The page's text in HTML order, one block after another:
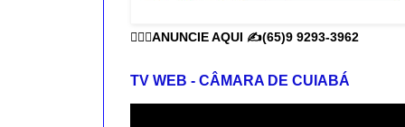
👨🏻‍⚕️ANUNCIE AQUI ✍️(65)9 9293-3962
TV WEB - CÂMARA DE CUIABÁ